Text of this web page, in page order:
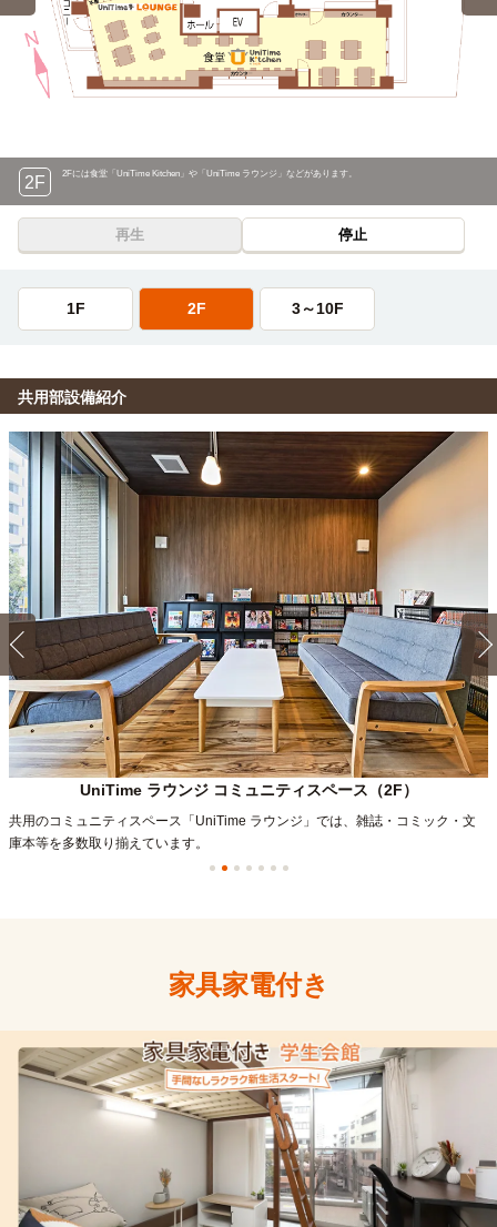
再生 停止
2F 2Fには食堂「UniTime Kitchen」や「UniTime ラウンジ」などがあります。
1F 2F 3～10F
共用部設備紹介
UniTime ラウンジ コミュニティスペース （2F）
共用のコミュニティスペース「UniTime ラウンジ」では、雑誌・コミック・文
庫本等を多数取り揃えています。
家具家電付き